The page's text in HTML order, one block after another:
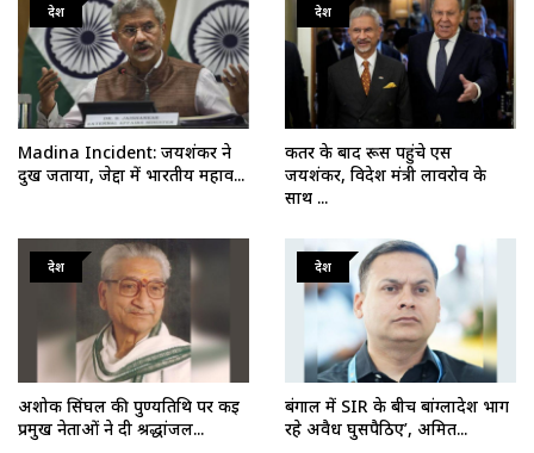
देश
Madina Incident: जयशंकर ने
दुख जताया, जेद्दा में भारतीय महाव...
देश
कतर के बाद रूस पहुंचे एस
जयशंकर, विदेश मंत्री लावरोव के
साथ ...
देश
अशोक सिंघल की पुण्यतिथि पर कई
प्रमुख नेताओं ने दी श्रद्धांजल...
देश
बंगाल में SIR के बीच बांग्लादेश भाग
रहे अवैध घुसपैठिए’, अमित...